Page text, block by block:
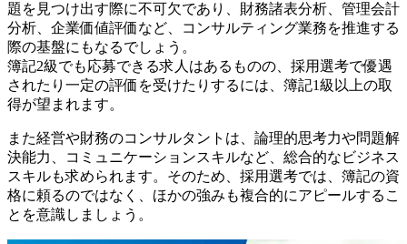
題を見つけ出す際に不可欠であり、財務諸表分析、管理会計
分析、企業価値評価など、コンサルティング業務を推進する
際の基盤にもなるでしょう。
簿記2級でも応募できる求人はあるものの、採用選考で優遇
されたり一定の評価を受けたりするには、簿記1級以上の取
得が望まれます。
また経営や財務のコンサルタントは、論理的思考力や問題解
決能力、コミュニケーションスキルなど、総合的なビジネス
スキルも求められます。そのため、採用選考では、簿記の資
格に頼るのではなく、ほかの強みも複合的にアピールするこ
とを意識しましょう。